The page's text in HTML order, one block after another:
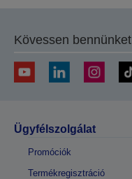
Kövessen bennünket
Ügyfélszolgálat
Promóciók
Termékregisztráció